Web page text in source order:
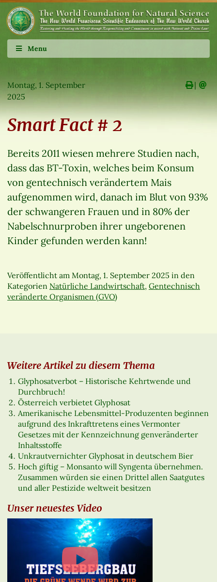
Menu
Montag, 1. September
2025
∣
Smart Fact # 2
Bereits 2011 wiesen mehrere Studien nach,
dass das BT-Toxin, welches beim Konsum
von gentechnisch verändertem Mais
aufgenommen wird, danach im Blut von 93%
der schwangeren Frauen und in 80% der
Nabelschnurproben ihrer ungeborenen
Kinder gefunden werden kann!
Veröffentlicht am Montag, 1. September 2025 in den
Kategorien Natürliche Landwirtschaft, Gentechnisch
veränderte Organismen (GVO)
Weitere Artikel zu diesem Thema
Glyphosatverbot – Historische Kehrtwende und
Durchbruch!
Österreich verbietet Glyphosat
Amerikanische Lebensmittel-Produzenten beginnen
aufgrund des Inkrafttretens eines Vermonter
Gesetzes mit der Kennzeichnung genveränderter
Inhaltsstoffe
Unkrautvernichter Glyphosat in deutschem Bier
Hoch giftig – Monsanto will Syngenta übernehmen.
Zusammen würden sie einen Drittel allen Saatgutes
und aller Pestizide weltweit besitzen
Unser neuestes Video